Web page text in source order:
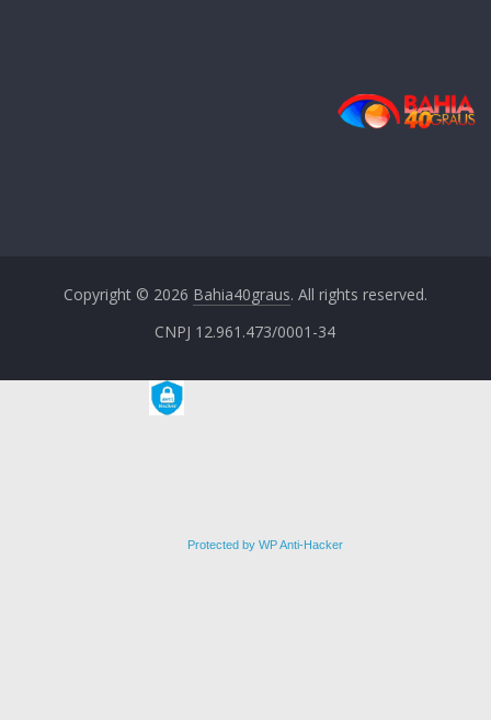
Copyright © 2026 Bahia40graus. All rights reserved.
CNPJ 12.961.473/0001-34
Protected by WP Anti-Hacker